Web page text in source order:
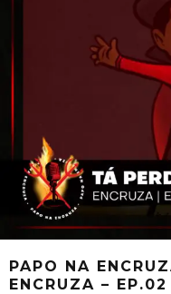
PAPO NA
ENCRUZA – EP.02